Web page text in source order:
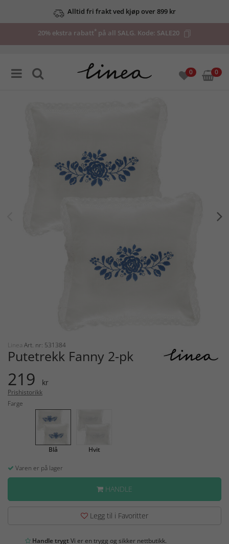
Alltid fri frakt ved kjøp over 899 kr
20% ekstra rabatt* på all SALG. Kode: SALE20
0 0
Linea Art. nr: 531384
Putetrekk Fanny 2-pk
219 kr
Prishistorikk
Farge
Blå Hvit
Varen er på lager
HANDLE
Legg til i Favoritter
Handle trygtVi er en trygg og sikker nettbutikk.